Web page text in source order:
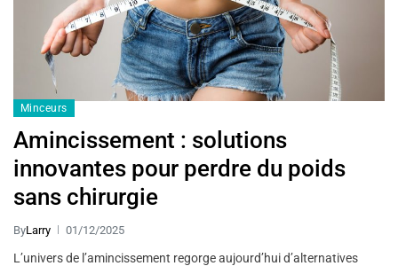
Minceurs
Amincissement : solutions
innovantes pour perdre du poids
sans chirurgie
ByLarry 01/12/2025
L’univers de l’amincissement regorge aujourd’hui d’alternatives